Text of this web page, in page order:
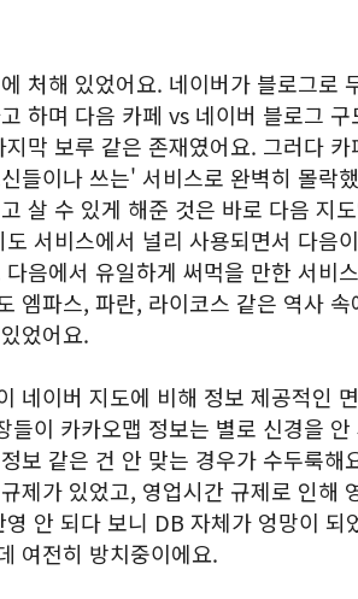
처해 있었어요. 네이버가 블로그로
하며 다음 카페 vs 네이버 블로그
막 보루 같은 존재였어요. 그러다 카
들이나 쓰는' 서비스로 완벽히 몰락
살 수 있게 해준 것은 바로 다음 지
서비스에서 널리 사용되면서 다음
음에서 유일하게 써먹을 만한 서비
엠파스, 파란, 라이코스 같은 역사
었어요.
네이버 지도에 비해 정보 제공적인
들이 카카오맵 정보는 별로 신경을
보 같은 건 안 맞는 경우가 수두룩해
제가 있었고, 영업시간 규제로 인해
안 되다 보니 DB 자체가 엉망이 되
여전히 방치중이에요.